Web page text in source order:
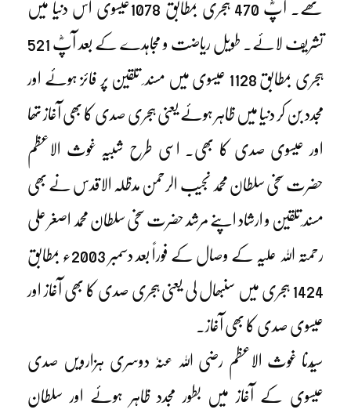
تھے۔ آپؓ 470 ہجری بمطابق 1078عیسوی اس دنیا میں
تشریف لائے۔ طویل ریاضت و مجاہدے کے بعد آپؓ 521
ہجری بمطابق 1128 عیسوی میں مسند ِ تلقین پر فائز ہوئے اور
مجدد بن کر دنیا میں ظاہر ہوئے یعنی ہجری صدی کا بھی آغاز تھا
اور عیسوی صدی کا بھی۔ اسی طرح شبیہ غوث الاعظم
حضرت سخی سلطان محمد نجیب الرحمن مدظلہ الاقدس نے بھی
مسند ِ تلقین و ارشاد اپنے مرشد حضرت سخی سلطان محمد اصغر علی
رحمتہ اللہ علیہ کے وصال کے فوراً بعد دسمبر 2003ء بمطابق
1424 ہجری میں سنبھال لی یعنی ہجری صدی کا بھی آغاز اور
عیسوی صدی کا بھی آغاز۔
سیّدنا غوث الاعظم رضی اللہ عنہٗ دوسری ہزارویں صدی
عیسوی کے آغاز میں بطور مجدد ظاہر ہوئے اور سلطان